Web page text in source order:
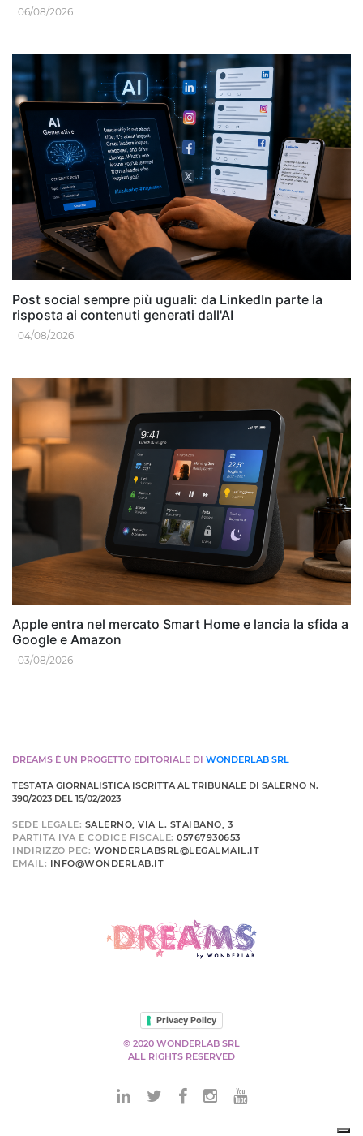
06/08/2026
Post social sempre più uguali: da LinkedIn parte la
risposta ai contenuti generati dall'AI
04/08/2026
Apple entra nel mercato Smart Home e lancia la sfida a
Google e Amazon
03/08/2026
DREAMS È UN PROGETTO EDITORIALE DI WONDERLAB SRL
TESTATA GIORNALISTICA ISCRITTA AL TRIBUNALE DI SALERNO N.
390/2023 DEL 15/02/2023
SEDE LEGALE: SALERNO, VIA L. STAIBANO, 3
PARTITA IVA E CODICE FISCALE: 05767930653
INDIRIZZO PEC: WONDERLABSRL@LEGALMAIL.IT
EMAIL: INFO@WONDERLAB.IT
Privacy Policy
© 2020 WONDERLAB SRL
ALL RIGHTS RESERVED